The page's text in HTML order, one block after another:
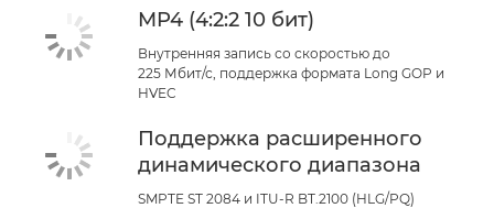
MP4 (4:2:2 10 бит)
Внутренняя запись со скоростью до
225 Мбит/с, поддержка формата Long GOP и
HVEC
Поддержка расширенного
динамического диапазона
SMPTE ST 2084 и ITU-R BT.2100 (HLG/PQ)